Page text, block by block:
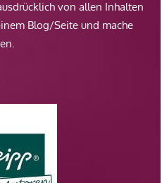
von allen Inhalten
Blog/Seite und mache